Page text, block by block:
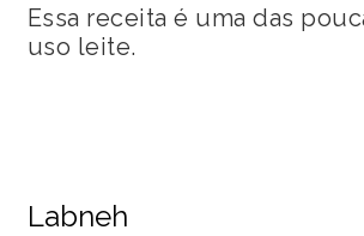
Essa receita é uma das
uso leite.
Labneh